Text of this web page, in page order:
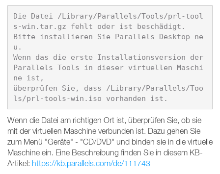
Die Datei /Library/Parallels/Tools/prl-tool
s-win.tar.gz fehlt oder ist beschädigt.
Bitte installieren Sie Parallels Desktop ne
u.
Wenn das die erste Installationsversion der
Parallels Tools in dieser virtuellen Maschi
ne ist,
überprüfen Sie, dass /Library/Parallels/Too
Wenn die Datei am richtigen Ort ist, überprüfen Sie, ob sie
mit der virtuellen Maschine verbunden ist. Dazu gehen Sie
zum Menü "Geräte" - "CD/DVD" und binden sie in die virtuelle
Maschine ein. Eine Beschreibung finden Sie in diesem KB-
Artikel: https://kb.parallels.com/de/111743